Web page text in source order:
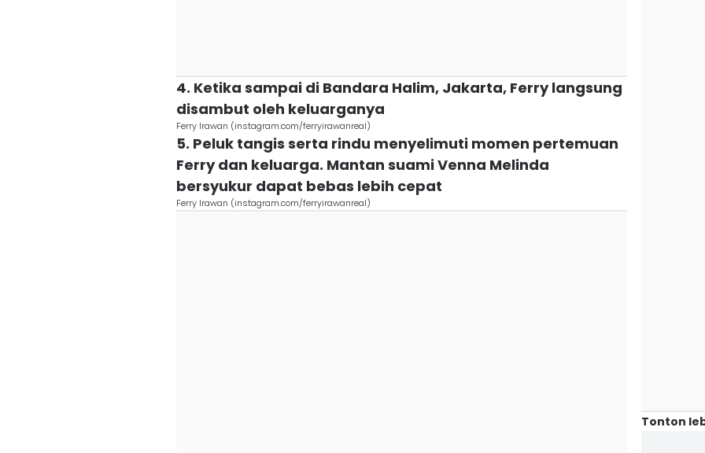
4. Ketika sampai di Bandara Halim, Jakarta, Ferry langsung
disambut oleh keluarganya
Ferry Irawan (instagram.com/ferryirawanreal)
5. Peluk tangis serta rindu menyelimuti momen pertemuan
Ferry dan keluarga. Mantan suami Venna Melinda
bersyukur dapat bebas lebih cepat
Ferry Irawan (instagram.com/ferryirawanreal)
Tonton